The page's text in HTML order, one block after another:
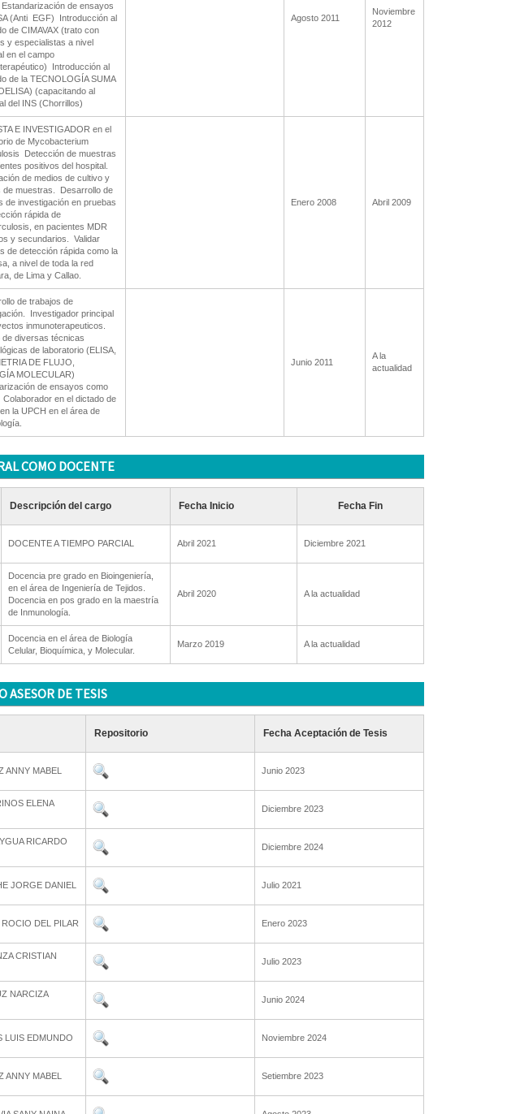
Estandarización de ensayos
(Anti  EGF)  Introducción al
de CIMAVAX (trato con
y especialistas a nivel
en el campo
 Introducción al
de la TECNOLOGÍA SUMA
(capacitando al
del INS (Chorrillos)
Agosto 2011
Noviembre
2012
E INVESTIGADOR en el
de Mycobacterium
 Detección de muestras
positivos del hospital. 
de medios de cultivo y
de muestras.  Desarrollo de
de investigación en pruebas
rápida de
en pacientes MDR
y secundarios.  Validar
de detección rápida como la
a nivel de toda la red
de Lima y Callao.
Enero 2008 Abril 2009
de trabajos de
 Investigador principal
inmunoterapeuticos. 
de diversas técnicas
de laboratorio (ELISA,
DE FLUJO,
MOLECULAR) 
de ensayos como
Colaborador en el dictado de
la UPCH en el área de
Junio 2011
A la
actualidad
COMO DOCENTE
Descripción del cargo Fecha Inicio Fecha Fin
DOCENTE A TIEMPO PARCIAL Abril 2021 Diciembre 2021
Docencia pre grado en Bioingeniería,
en el área de Ingeniería de Tejidos.
Docencia en pos grado en la maestría
de Inmunología.
Abril 2020 A la actualidad
Docencia en el área de Biología
Celular, Bioquímica, y Molecular.
Marzo 2019 A la actualidad
ASESOR DE TESIS
Repositorio Fecha Aceptación de Tesis
ANNY MABEL Junio 2023
ELENA
Diciembre 2023
RICARDO
Diciembre 2024
JORGE DANIEL Julio 2021
DEL PILAR Enero 2023
CRISTIAN
Julio 2023
NARCIZA
Junio 2024
LUIS EDMUNDO Noviembre 2024
ANNY MABEL Setiembre 2023